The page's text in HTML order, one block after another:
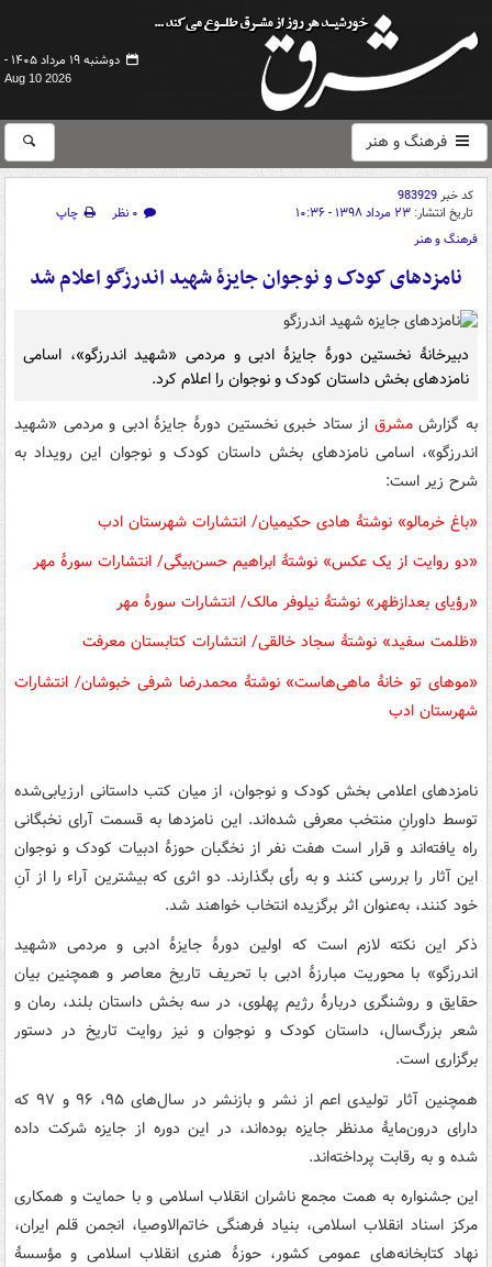
دوشنبه ۱۹ مرداد ۱۴۰۵ -
Aug 10 2026
فرهنگ و هنر
کد خبر983929
تاریخ انتشار: ۲۳ مرداد ۱۳۹۸ - ۱۰:۳۶ ۰ نظر
چاپ
فرهنگ و هنر
نامزدهای کودک و نوجوان جایزۀ شهید اندرزگو اعلام شد
دبیرخانۀ نخستین دورۀ جایزۀ ادبی و مردمی «شهید اندرزگو»، اسامی
نامزدهای بخش داستان کودک و نوجوان را اعلام کرد.
به گزارشمشرق از ستاد خبری نخستین دورۀ جایزۀ ادبی و مردمی «شهید
اندرزگو»، اسامی نامزدهای بخش داستان کودک و نوجوان این رویداد به
شرح زیر است:
«باغ خرمالو» نوشتۀ هادی حکیمیان/ انتشارات شهرستان ادب
«دو روایت از یک عکس» نوشتۀ ابراهیم حسن‌بیگی/ انتشارات سورۀ مهر
«رؤیای بعدازظهر» نوشتۀ نیلوفر مالک/ انتشارات سورۀ مهر
«ظلمت سفید» نوشتۀ سجاد خالقی/ انتشارات کتابستان معرفت
«موهای تو خانۀ ماهی‌هاست» نوشتۀ محمدرضا شرفی خبوشان/ انتشارات
شهرستان ادب
نامزدهای اعلامی بخش کودک و نوجوان، از میان کتب داستانی ارزیابی‌شده
توسط داورانِ منتخب معرفی شده‌اند. این نامزدها به قسمت آرای نخبگانی
راه یافته‌اند و قرار است هفت نفر از نخگبان حوزۀ ادبیات کودک و نوجوان
این آثار را بررسی کنند و به رأی بگذارند. دو اثری که بیشترین آراء را از آنِ
خود کنند، به‌عنوان اثر برگزیده انتخاب خواهند شد.
ذکر این نکته لازم است که اولین دورۀ جایزۀ ادبی و مردمی «شهید
اندرزگو» با محوریت مبارزۀ ادبی با تحریف تاریخ معاصر و همچنین بیان
حقایق و روشنگری دربارۀ رژیم پهلوی، در سه بخش داستان بلند، رمان و
شعر بزرگ‌سال، داستان کودک و نوجوان و نیز روایت تاریخ در دستور
برگزاری است.
همچنین آثار تولیدی اعم از نشر و بازنشر در سال‌های ۹۵، ۹۶ و ۹۷ که
دارای درون‌مایۀ مدنظر جایزه بوده‌اند، در این دوره از جایزه شرکت داده
شده و به رقابت پرداخته‌اند.
این جشنواره به همت مجمع ناشران انقلاب اسلامی و با حمایت و همکاری
مرکز اسناد انقلاب اسلامی، بنیاد فرهنگی خاتم‌الاوصیا، انجمن قلم ایران،
نهاد کتابخانه‌های عمومی کشور، حوزۀ هنری انقلاب اسلامی و مؤسسۀ